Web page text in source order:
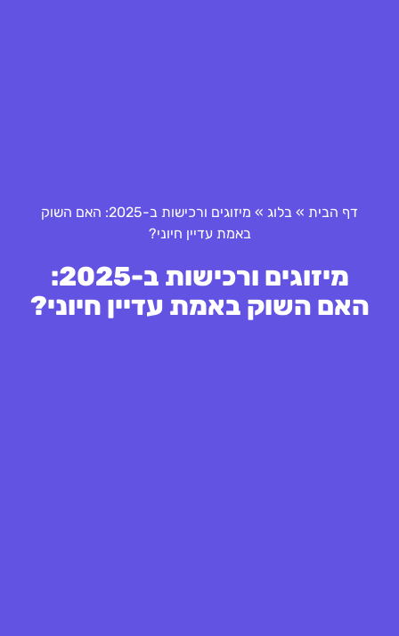
דף הבית » בלוג »
מיזוגים ורכישות ב-2025: האם השוק
באמת עדיין חיוני?
מיזוגים ורכישות ב-2025:
האם השוק באמת עדיין חיוני?